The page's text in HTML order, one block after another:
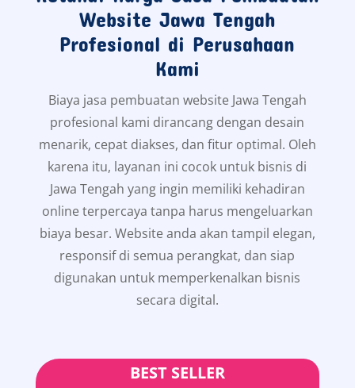
Website Jawa Tengah
Profesional di Perusahaan
Kami
Biaya jasa pembuatan website Jawa Tengah
profesional kami dirancang dengan desain
menarik, cepat diakses, dan fitur optimal. Oleh
karena itu, layanan ini cocok untuk bisnis di
Jawa Tengah yang ingin memiliki kehadiran
online terpercaya tanpa harus mengeluarkan
biaya besar. Website anda akan tampil elegan,
responsif di semua perangkat, dan siap
digunakan untuk memperkenalkan bisnis
secara digital.
BEST SELLER